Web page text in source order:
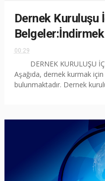
Dernek Kuruluşu
Belgeler:İndirmek
00:29
DERNEK KURULUŞU
Aşağıda, dernek kurmak
bulunmaktadır. Dernek